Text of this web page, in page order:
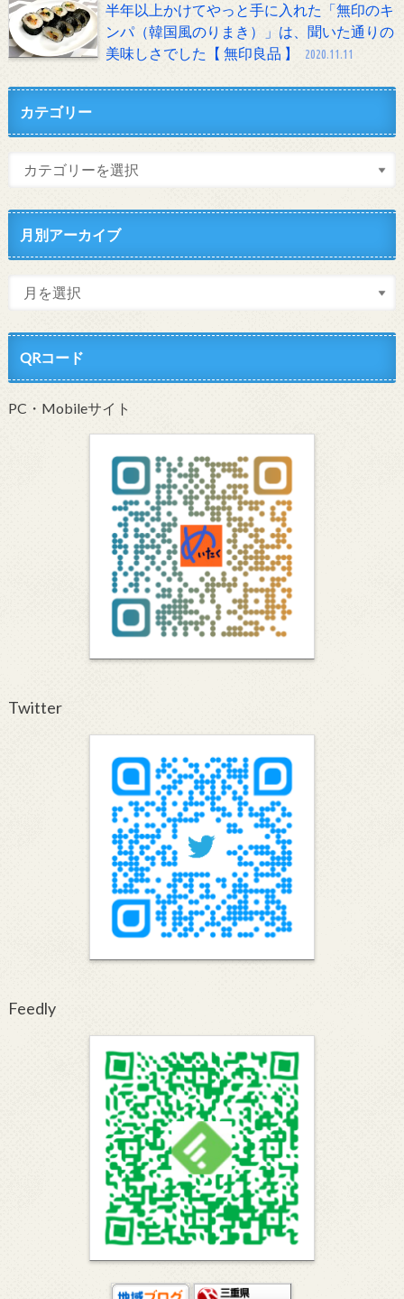
半年以上かけてやっと手に入れた「無印のキ
ンパ（韓国風のりまき）」は、聞いた通りの
美味しさでした【 無印良品 】
2020.11.11
カテゴリー
月別アーカイブ
QRコード
PC・Mobileサイト
Twitter
Feedly